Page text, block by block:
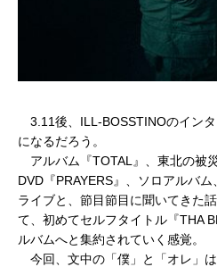
3.11後、ILL-BOSSTINOのイン
になるだろう。
アルバム『TOTAL』、東北の被
DVD『PRAYERS』、ソロアルバ
ライブと、節目節目に聞いてきた
て、初めてセルフタイトル『THA
ルバムへと集約されていく感覚。
今回、文中の「僕」と「オレ」